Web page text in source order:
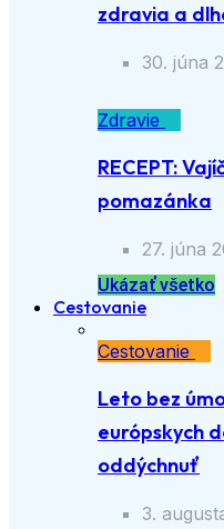
zdravia a
30. júna
Zdravie
RECEPT:
pomazánka
27. júna
Ukázať všetko
Cestovanie
Cestovanie
Leto bez
európskych
oddýchnuť
3.